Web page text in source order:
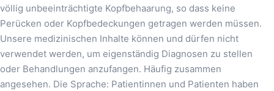
völlig unbeeinträchtigte Kopfbehaarung, so dass keine
Perücken oder Kopfbedeckungen getragen werden müssen.
Unsere medizinischen Inhalte können und dürfen nicht
verwendet werden, um eigenständig Diagnosen zu stellen
oder Behandlungen anzufangen. Häufig zusammen
angesehen. Die Sprache: Patientinnen und Patienten haben